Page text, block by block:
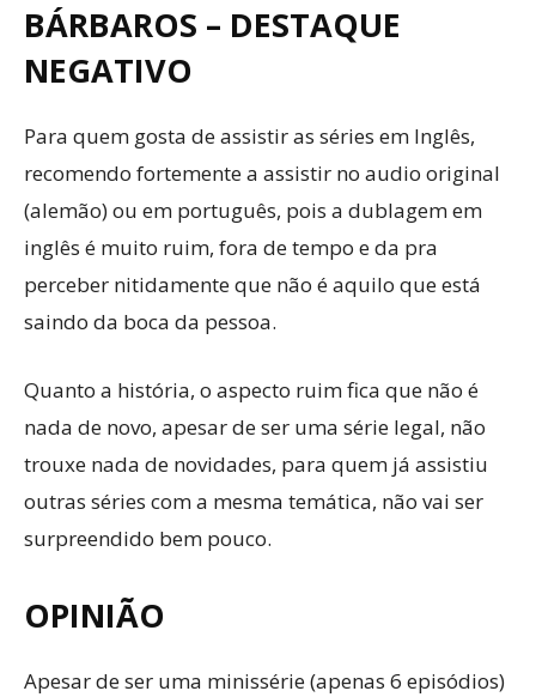
BÁRBAROS – DESTAQUE
NEGATIVO
Para quem gosta de assistir as séries em Inglês,
recomendo fortemente a assistir no audio original
(alemão) ou em português, pois a dublagem em
inglês é muito ruim, fora de tempo e da pra
perceber nitidamente que não é aquilo que está
saindo da boca da pessoa.
Quanto a história, o aspecto ruim fica que não é
nada de novo, apesar de ser uma série legal, não
trouxe nada de novidades, para quem já assistiu
outras séries com a mesma temática, não vai ser
surpreendido bem pouco.
OPINIÃO
Apesar de ser uma minissérie (apenas 6 episódios)